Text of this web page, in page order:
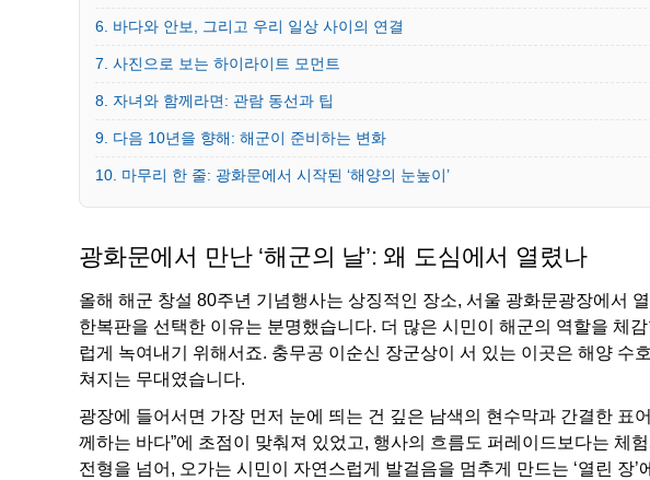
6. 바다와 안보, 그리고 우리 일상 사이의 연결
7. 사진으로 보는 하이라이트 모먼트
8. 자녀와 함께라면: 관람 동선과 팁
9. 다음 10년을 향해: 해군이 준비하는 변화
10. 마무리 한 줄: 광화문에서 시작된 ‘해양의 눈높이’
광화문에서 만난 ‘해군의 날’: 왜 도심에서 열렸나
올해 해군 창설 80주년 기념행사는 상징적인 장소, 서울 광화문광장에서
한복판을 선택한 이유는 분명했습니다. 더 많은 시민이 해군의 역할을 체
럽게 녹여내기 위해서죠. 충무공 이순신 장군상이 서 있는 이곳은 해양 수
쳐지는 무대였습니다.
광장에 들어서면 가장 먼저 눈에 띄는 건 깊은 남색의 현수막과 간결한 표
께하는 바다”에 초점이 맞춰져 있었고, 행사의 흐름도 퍼레이드보다는 체
전형을 넘어, 오가는 시민이 자연스럽게 발걸음을 멈추게 만드는 ‘열린 장’